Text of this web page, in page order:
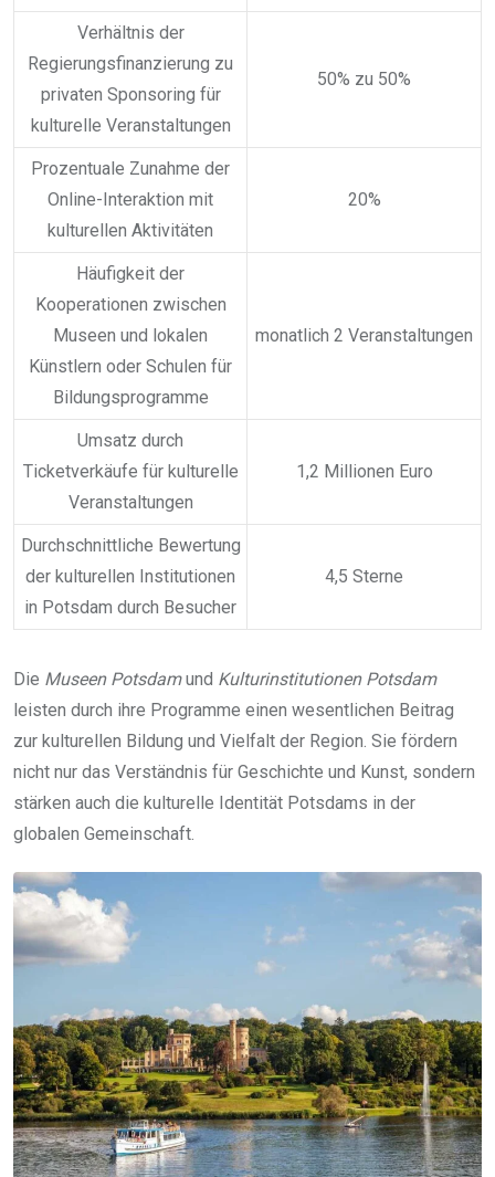
Verhältnis der
Regierungsfinanzierung zu
privaten Sponsoring für
kulturelle Veranstaltungen
50% zu 50%
Prozentuale Zunahme der
Online-Interaktion mit
kulturellen Aktivitäten
20%
Häufigkeit der
Kooperationen zwischen
Museen und lokalen
Künstlern oder Schulen für
Bildungsprogramme
monatlich 2 Veranstaltungen
Umsatz durch
Ticketverkäufe für kulturelle
Veranstaltungen
1,2 Millionen Euro
Durchschnittliche Bewertung
der kulturellen Institutionen
in Potsdam durch Besucher
4,5 Sterne
Die Museen Potsdamund Kulturinstitutionen Potsdam
leisten durch ihre Programme einen wesentlichen Beitrag
zur kulturellen Bildung und Vielfalt der Region. Sie fördern
nicht nur das Verständnis für Geschichte und Kunst, sondern
stärken auch die kulturelle Identität Potsdams in der
globalen Gemeinschaft.